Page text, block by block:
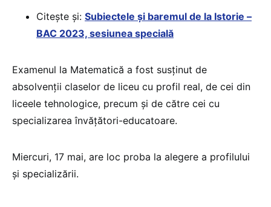
Citește și: Subiectele și baremul de la Istorie –
BAC 2023, sesiunea specială
Examenul la Matematică a fost susținut de
absolvenții claselor de liceu cu profil real, de cei din
liceele tehnologice, precum și de către cei cu
specializarea învățători-educatoare.
Miercuri, 17 mai, are loc proba la alegere a profilului
și specializării.